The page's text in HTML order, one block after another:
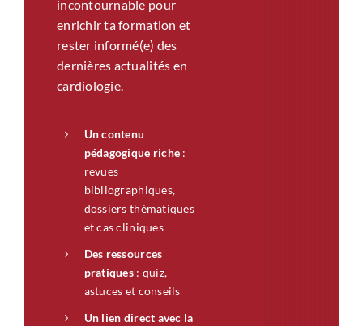
incontournable pour
enrichir ta formation et
rester informé(e) des
dernières actualités en
cardiologie.
Un contenu
pédagogique riche :
revues
bibliographiques,
dossiers thématiques
et cas cliniques
Des ressources
pratiques : quiz,
astuces et conseils
Un lien direct avec la